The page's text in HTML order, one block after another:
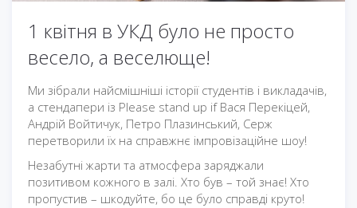
1 квітня в УКД було не просто
весело, а веселюще!
Ми зібрали найсмішніші історії студентів і викладачів,
а стендапери із Please stand up if Вася Перекіцей,
Андрій Войтичук, Петро Плазинський, Серж
перетворили їх на справжнє імпровізаційне шоу!
Незабутні жарти та атмосфера заряджали
позитивом кожного в залі. Хто був – той знає! Хто
пропустив – шкодуйте, бо це було справді круто!